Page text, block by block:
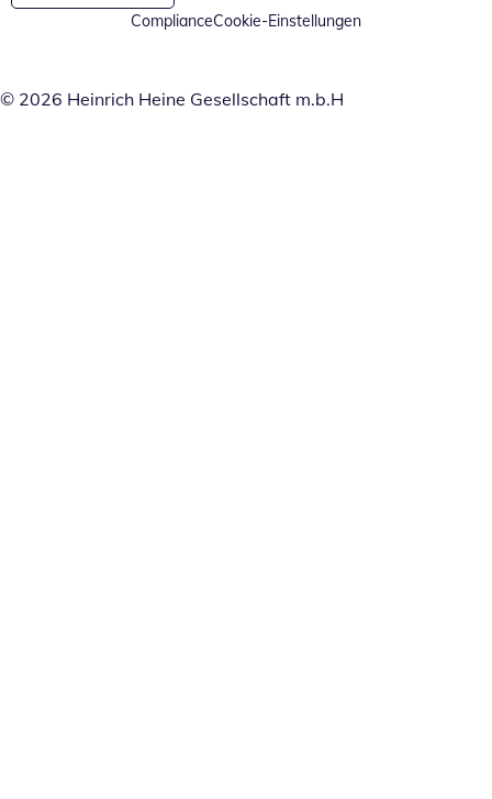
ComplianceCookie-Einstellungen
© 2026 Heinrich Heine Gesellschaft m.b.H